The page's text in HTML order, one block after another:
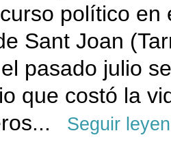
político en
Sant Joan
pasado julio
que costó la
Seguir